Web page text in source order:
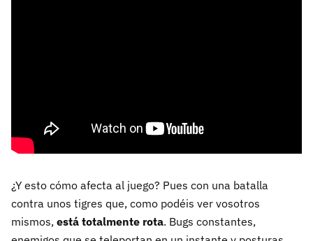
¿Y esto cómo afecta al juego? Pues con una batalla
contra unos tigres que, como podéis ver vosotros
mismos, está totalmente rota. Bugs constantes,